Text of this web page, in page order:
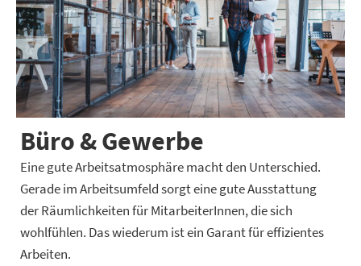
Büro & Gewerbe
Eine gute Arbeitsatmosphäre macht den Unterschied.
Gerade im Arbeitsumfeld sorgt eine gute Ausstattung
der Räumlichkeiten für MitarbeiterInnen, die sich
wohlfühlen. Das wiederum ist ein Garant für effizientes
Arbeiten.